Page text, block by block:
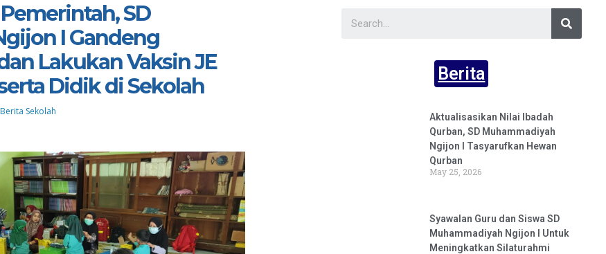
SD
I Gandeng
Lakukan Vaksin JE
Didik di Sekolah
Berita Sekolah
Berita
Aktualisasikan Nilai Ibadah
Qurban, SD Muhammadiyah
Ngijon I Tasyarufkan Hewan
Qurban
May 25, 2026
Syawalan Guru dan Siswa SD
Muhammadiyah Ngijon I Untuk
Meningkatkan Silaturahmi